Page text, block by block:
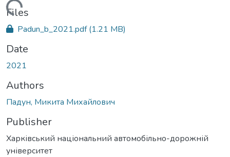
Loading...
Files
Padun_b_2021.pdf(1.21 MB)
Date
2021
Authors
Падун, Микита Михайлович
Publisher
Харківський національний автомобільно-дорожній
університет